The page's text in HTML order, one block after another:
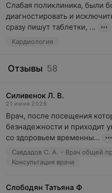
Слабая поликлиника, были
диагностировать и
сразу пишут таблетки, ...
Кардиология
Отзывы 58
Силивенок Л. В.
21 июня 2026
Врач, после посещения
безнадежности и приходит
со здоровьем временны...
Савдадов С. А. - Врач общей
Консультация врача
Слободян Татьяна Ф